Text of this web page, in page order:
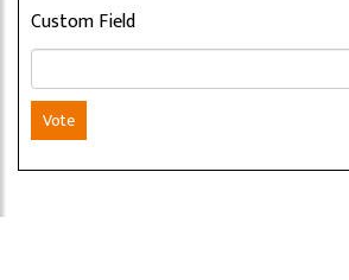
Custom Field
Vote